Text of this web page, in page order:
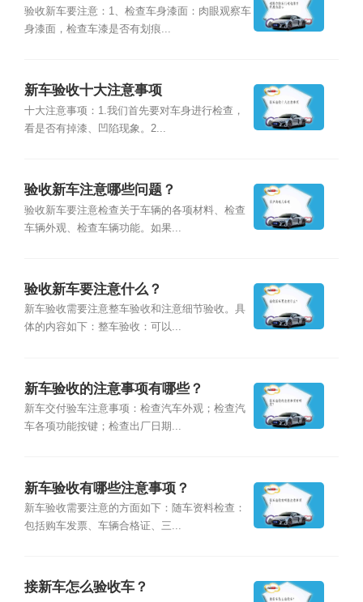
验收新车要注意：1、检查车身漆面：肉眼观察车
身漆面，检查车漆是否有划痕...
新车验收十大注意事项
十大注意事项：1.我们首先要对车身进行检查，
看是否有掉漆、凹陷现象。2...
验收新车注意哪些问题？
验收新车要注意检查关于车辆的各项材料、检查
车辆外观、检查车辆功能。如果...
验收新车要注意什么？
新车验收需要注意整车验收和注意细节验收。具
体的内容如下：整车验收：可以...
新车验收的注意事项有哪些？
新车交付验车注意事项：检查汽车外观；检查汽
车各项功能按键；检查出厂日期...
新车验收有哪些注意事项？
新车验收需要注意的方面如下：随车资料检查：
包括购车发票、车辆合格证、三...
接新车怎么验收车？